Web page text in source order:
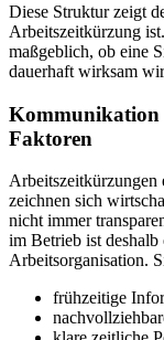
Diese Struktur zeigt
Arbeitszeitkürzung
maßgeblich, ob eine
dauerhaft wirksam
Kommunikation
Faktoren
Arbeitszeitkürzungen
zeichnen sich
nicht immer
im Betrieb ist
Arbeitsorganisation.
frühzeitige